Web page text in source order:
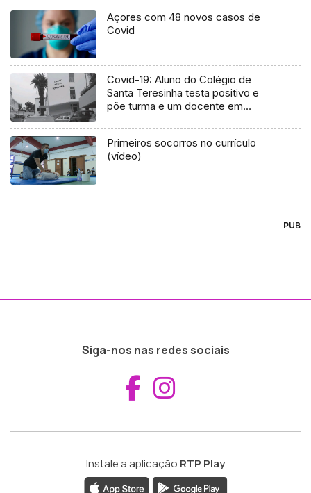
Açores com 48 novos casos de
Covid
Covid-19: Aluno do Colégio de
Santa Teresinha testa positivo e
põe turma e um docente em
Primeiros socorros no currículo
(vídeo)
PUB
Siga-nos nas redes sociais
Aceder ao
Instale a aplicação RTP Play